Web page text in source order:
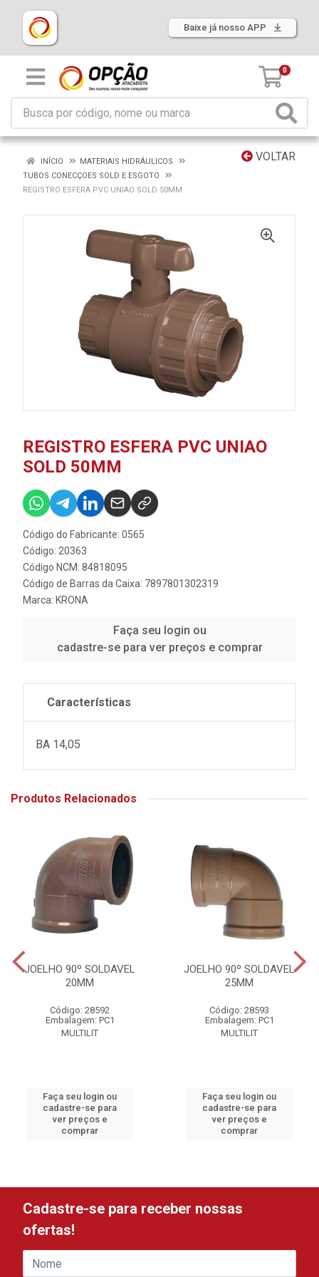
Baixe já nosso APP
0
VOLTAR
INÍCIO
MATERIAIS HIDRÁULICOS
TUBOS CONECÇOES SOLD E ESGOTO
REGISTRO ESFERA PVC UNIAO SOLD 50MM
REGISTRO ESFERA PVC UNIAO
SOLD 50MM
Código do Fabricante: 0565
Código: 20363
Código NCM: 84818095
Código de Barras da Caixa: 7897801302319
Marca: KRONA
Faça seu login ou
cadastre-se para ver preços e comprar
Características
BA 14,05
Produtos Relacionados
JOELHO 90º SOLDAVEL
20MM
Código: 28592
Embalagem: PC1
MULTILIT
Faça seu login ou
cadastre-se para
ver preços e
comprar
JOELHO 90º SOLDAVEL
25MM
Código: 28593
Embalagem: PC1
MULTILIT
Faça seu login ou
cadastre-se para
ver preços e
comprar
Cadastre-se para receber nossas
ofertas!